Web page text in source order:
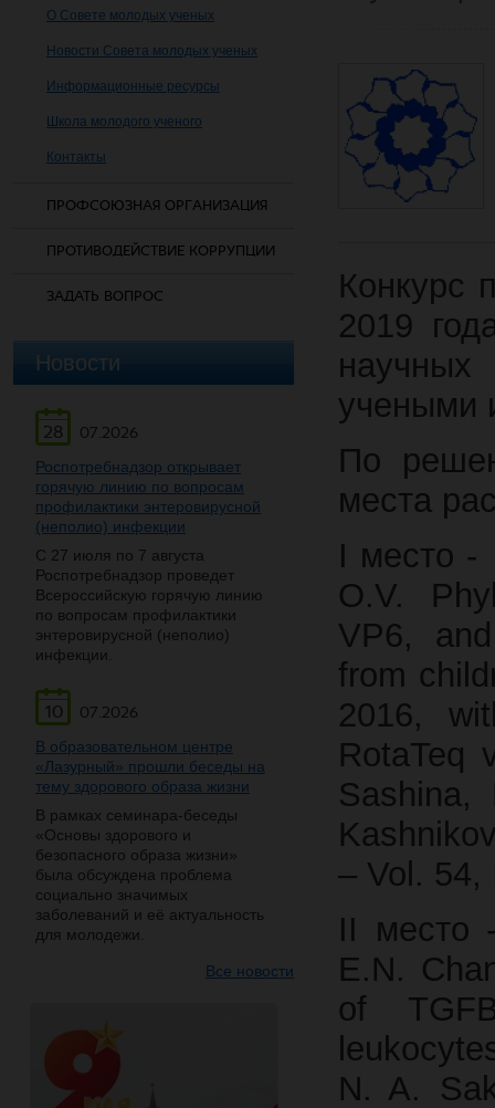
О Совете молодых ученых
Новости Совета молодых ученых
Информационные ресурсы
Школа молодого ученого
Контакты
ПРОФСОЮЗНАЯ ОРГАНИЗАЦИЯ
ПРОТИВОДЕЙСТВИЕ КОРРУПЦИИ
ЗАДАТЬ ВОПРОС
Новости
28
07.2026
Роспотребнадзор открывает
горячую линию по вопросам
профилактики энтеровирусной
(неполио) инфекции
С 27 июля по 7 августа
Роспотребнадзор проведет
Всероссийскую горячую линию
по вопросам профилактики
энтеровирусной (неполио)
инфекции.
10
07.2026
В образовательном центре
«Лазурный» прошли беседы на
тему здорового образа жизни
В рамках семинара-беседы
«Основы здорового и
безопасного образа жизни»
была обсуждена проблема
социально значимых
заболеваний и её актуальность
для молодежи.
Все новости
Конкурс
2019
научных
учеными
По
места
I место -
O.V.
VP6,
from
2016,
RotaTeq
– Vol. 54,
II место
E.N.
of
N. A.